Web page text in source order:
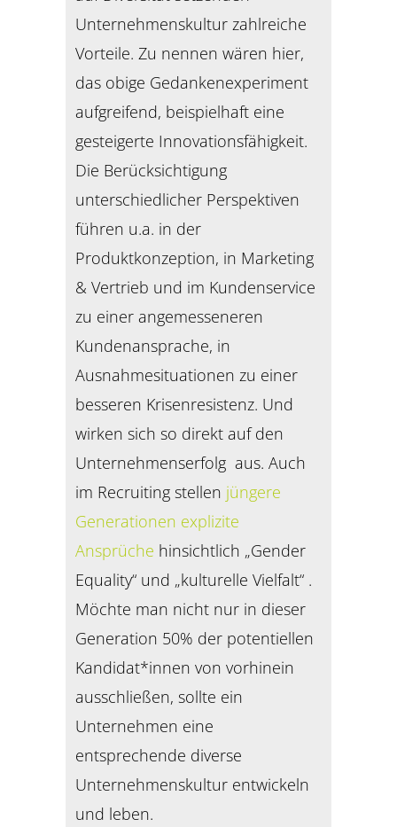
Unternehmenskultur zahlreiche
Vorteile. Zu nennen wären hier,
das obige Gedankenexperiment
aufgreifend, beispielhaft eine
gesteigerte Innovationsfähigkeit.
Die Berücksichtigung
unterschiedlicher Perspektiven
führen u.a. in der
Produktkonzeption, in Marketing
& Vertrieb und im Kundenservice
zu einer angemesseneren
Kundenansprache, in
Ausnahmesituationen zu einer
besseren Krisenresistenz. Und
wirken sich so direkt auf den
Unternehmenserfolg aus. Auch
im Recruiting stellen jüngere
Generationen explizite
Ansprüche hinsichtlich „Gender
Equality“ und „kulturelle Vielfalt“ .
Möchte man nicht nur in dieser
Generation 50% der potentiellen
Kandidat*innen von vorhinein
ausschließen, sollte ein
Unternehmen eine
entsprechende diverse
Unternehmenskultur entwickeln
und leben.